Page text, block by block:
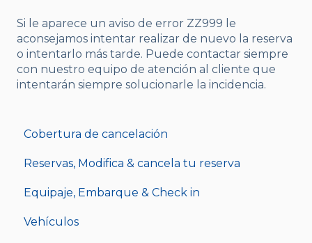
Si le aparece un aviso de error ZZ999 le
aconsejamos intentar realizar de nuevo la reserva
o intentarlo más tarde. Puede contactar siempre
con nuestro equipo de atención al cliente que
intentarán siempre solucionarle la incidencia.
Cobertura de cancelación
Reservas, Modifica & cancela tu reserva
Equipaje, Embarque & Check in
Vehículos